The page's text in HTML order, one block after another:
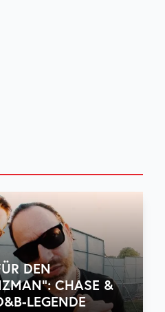
DEN
CHASE &
LEGENDE